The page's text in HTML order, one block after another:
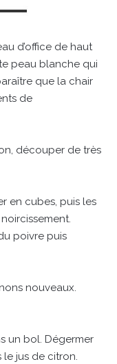
d’office de haut
peau blanche qui
que la chair
de
découper de très
en cubes, puis les
poivre puis
nouveaux.
un bol. Dégermer
le jus de citron.